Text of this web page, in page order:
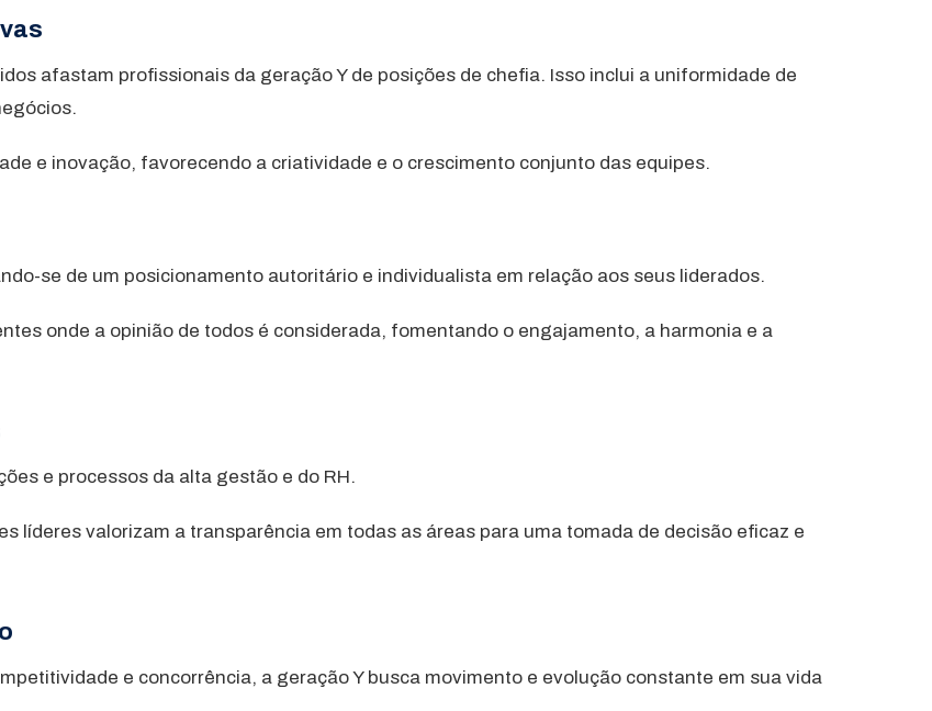
afastam profissionais da geração Y de posições de chefia. Isso inclui a uniformidade de
e inovação, favorecendo a criatividade e o crescimento conjunto das equipes.
se de um posicionamento autoritário e individualista em relação aos seus liderados.
onde a opinião de todos é considerada, fomentando o engajamento, a harmonia e a
e processos da alta gestão e do RH.
líderes valorizam a transparência em todas as áreas para uma tomada de decisão eficaz e
e concorrência, a geração Y busca movimento e evolução constante em sua vida